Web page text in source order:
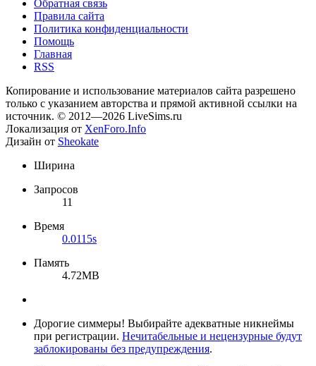
Обратная связь
Правила сайта
Политика конфиденциальности
Помощь
Главная
RSS
Копирование и использование материалов сайта разрешено
только с указанием авторства и прямой активной ссылки на
источник. © 2012—2026 LiveSims.ru
Локализация от XenForo.Info
Дизайн от Sheokate
Ширина
Запросов
11
Время
0.0115s
Память
4.72MB
Дорогие симмеры! Выбирайте адекватные никнеймы
при регистрации. Нечитабельные и нецензурные будут
заблокированы без предупреждения.